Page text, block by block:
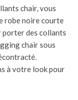
chair, vous
robe noire courte
porter des collants
chair sous
à votre look pour